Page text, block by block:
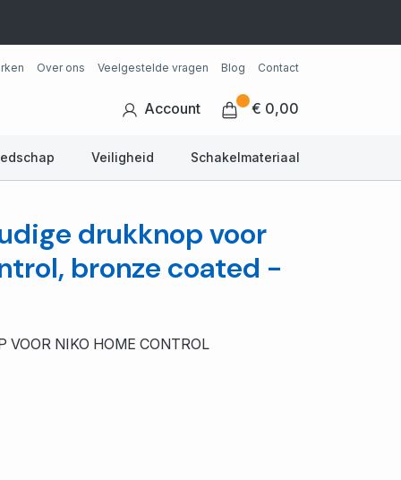
Over ons Veelgestelde vragen Blog Contact
Account € 0,00
Veiligheid Schakelmateriaal
drukknop voor
bronze coated -
VOOR NIKO HOME CONTROL